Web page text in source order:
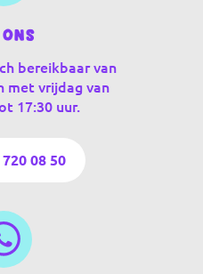
ons
bereikbaar van
met vrijdag van
17:30 uur.
08 50